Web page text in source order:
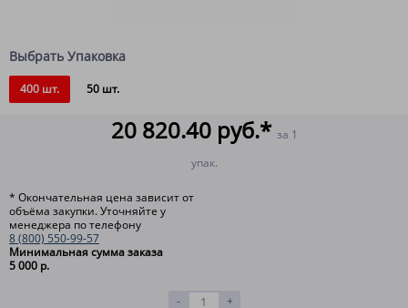
Выбрать Упаковка
400 шт. 50 шт.
20 820.40 руб.* за 1
упак.
* Окончательная цена зависит от
объёма закупки. Уточняйте у
менеджера по телефону
8 (800) 550-99-57
Минимальная сумма заказа
5 000 р.
- +